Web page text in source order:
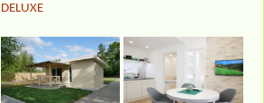
DELUXE